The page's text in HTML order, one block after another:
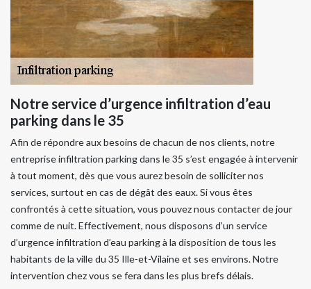
Notre service d’urgence infiltration d’eau
parking dans le 35
Afin de répondre aux besoins de chacun de nos clients, notre
entreprise infiltration parking dans le 35 s’est engagée à intervenir
à tout moment, dès que vous aurez besoin de solliciter nos
services, surtout en cas de dégât des eaux. Si vous êtes
confrontés à cette situation, vous pouvez nous contacter de jour
comme de nuit. Effectivement, nous disposons d’un service
d’urgence infiltration d’eau parking à la disposition de tous les
habitants de la ville du 35 Ille-et-Vilaine et ses environs. Notre
intervention chez vous se fera dans les plus brefs délais.